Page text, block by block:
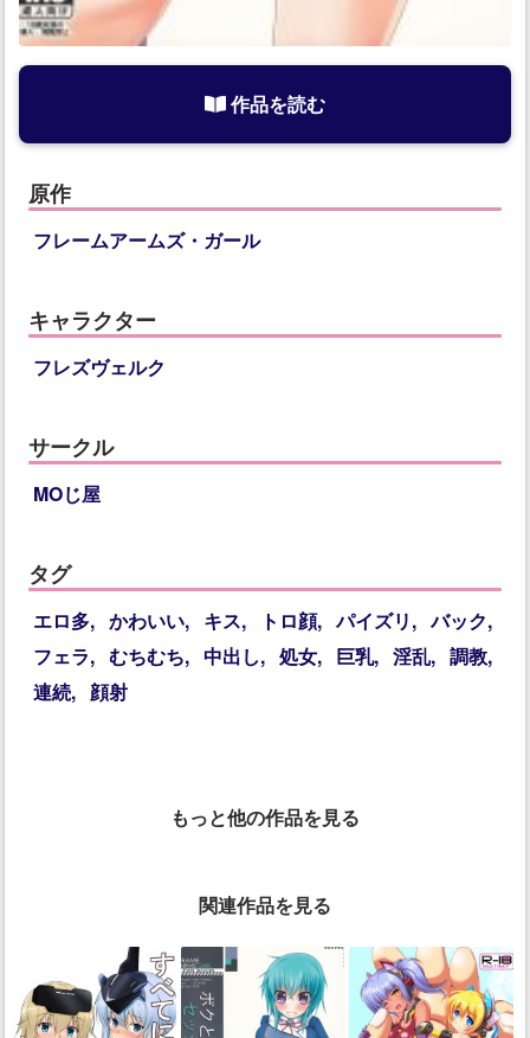
作品を読む
原作
フレームアームズ・ガール
キャラクター
フレズヴェルク
サークル
MOじ屋
タグ
エロ多 かわいい キス トロ顔 パイズリ
バック
フェラ
むちむち 中出し 処女 巨乳 淫乱
調教
連続
顔射
もっと他の作品を見る
関連作品を見る